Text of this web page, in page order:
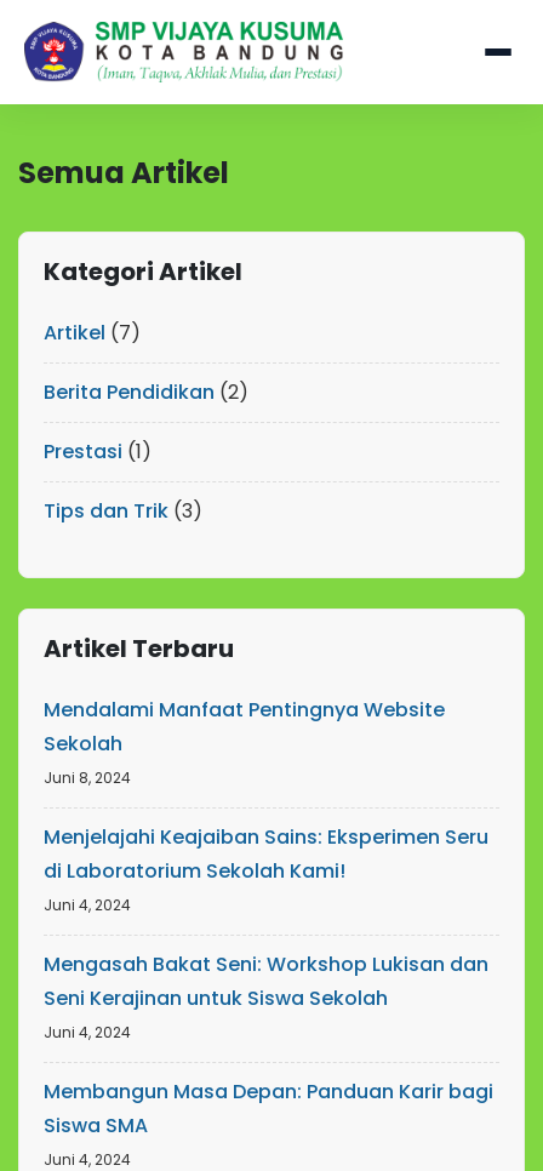
Semua Artikel
Kategori Artikel
Artikel (7)
Berita Pendidikan (2)
Prestasi (1)
Tips dan Trik (3)
Artikel Terbaru
Mendalami Manfaat Pentingnya Website
Sekolah
Juni 8, 2024
Menjelajahi Keajaiban Sains: Eksperimen Seru
di Laboratorium Sekolah Kami!
Juni 4, 2024
Mengasah Bakat Seni: Workshop Lukisan dan
Seni Kerajinan untuk Siswa Sekolah
Juni 4, 2024
Membangun Masa Depan: Panduan Karir bagi
Siswa SMA
Juni 4, 2024